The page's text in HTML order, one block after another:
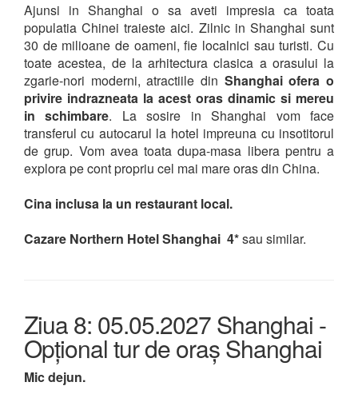
Ajunsi in Shanghai o sa aveti impresia ca toata
populatia Chinei traieste aici. Zilnic in Shanghai sunt
30 de milioane de oameni, fie localnici sau turisti. Cu
toate acestea, de la arhitectura clasica a orasului la
zgarie-nori moderni, atractiile din Shanghai ofera o
privire indrazneata la acest oras dinamic si mereu
in schimbare. La sosire in Shanghai vom face
transferul cu autocarul la hotel impreuna cu insotitorul
de grup. Vom avea toata dupa-masa libera pentru a
explora pe cont propriu cel mai mare oras din China.
Cina inclusa la un restaurant local.
Cazare Northern Hotel Shanghai 4*sau similar.
Ziua 8: 05.05.2027 Shanghai -
Opțional tur de oraș Shanghai
Mic dejun.